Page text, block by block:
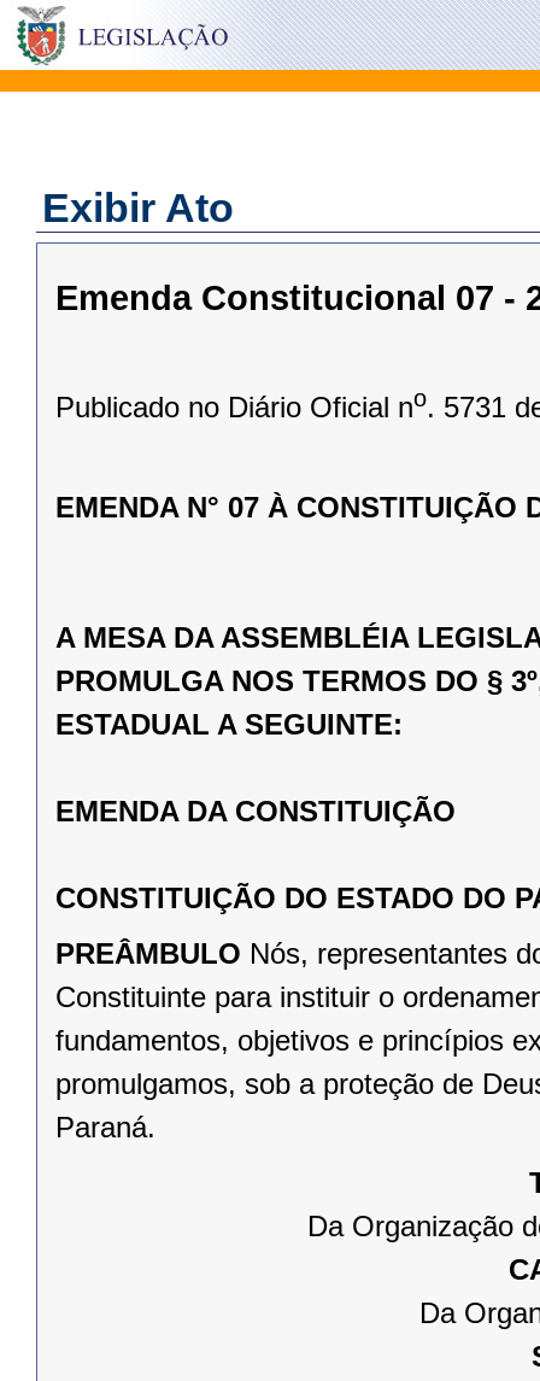
Exibir Ato
Emenda Constitucional 07 -
Publicado no Diário Oficial no. 5731
EMENDA N° 07 À CONSTITUIÇÃO
A MESA DA ASSEMBLÉIA
PROMULGA NOS TERMOS DO §
ESTADUAL A SEGUINTE:
EMENDA DA CONSTITUIÇÃO
CONSTITUIÇÃO DO ESTADO DO
PREÂMBULO Nós, representantes
Constituinte para instituir o
fundamentos, objetivos e princípios
promulgamos, sob a proteção de
Paraná.
Da Organização
Da